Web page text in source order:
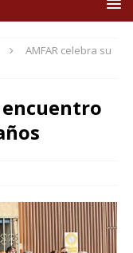
AMFAR celebra su
encuentro